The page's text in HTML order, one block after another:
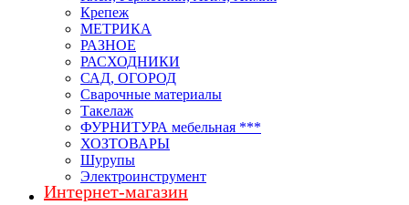
Крепеж
МЕТРИКА
РАЗНОЕ
РАСХОДНИКИ
САД, ОГОРОД
Сварочные материалы
Такелаж
ФУРНИТУРА мебельная ***
ХОЗТОВАРЫ
Шурупы
Электроинструмент
Интернет-магазин